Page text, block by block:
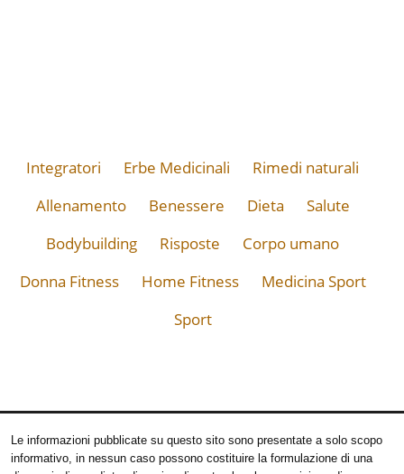
Integratori Erbe Medicinali
Rimedi naturali
Allenamento
Benessere Dieta
Salute
Bodybuilding
Risposte
Corpo umano
Donna Fitness
Home Fitness
Medicina Sport
Sport
Le informazioni pubblicate su questo sito sono presentate a solo scopo
informativo, in nessun caso possono costituire la formulazione di una